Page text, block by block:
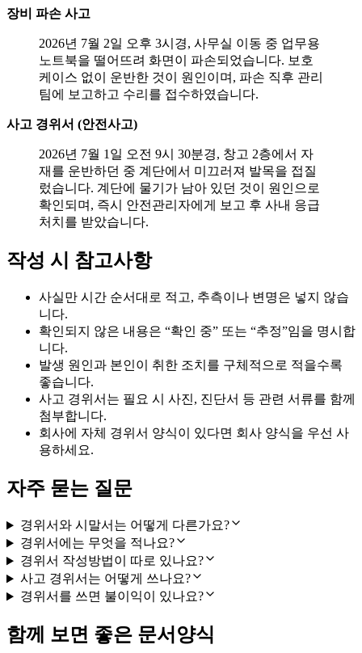
장비 파손 사고
2026년 7월 2일 오후 3시경, 사무실 이동 중 업무용
노트북을 떨어뜨려 화면이 파손되었습니다. 보호
케이스 없이 운반한 것이 원인이며, 파손 직후 관리
팀에 보고하고 수리를 접수하였습니다.
사고 경위서 (안전사고)
2026년 7월 1일 오전 9시 30분경, 창고 2층에서 자
재를 운반하던 중 계단에서 미끄러져 발목을 접질
렀습니다. 계단에 물기가 남아 있던 것이 원인으로
확인되며, 즉시 안전관리자에게 보고 후 사내 응급
처치를 받았습니다.
작성 시 참고사항
사실만 시간 순서대로 적고, 추측이나 변명은 넣지 않습
니다.
확인되지 않은 내용은 “확인 중” 또는 “추정”임을 명시합
니다.
발생 원인과 본인이 취한 조치를 구체적으로 적을수록
좋습니다.
사고 경위서는 필요 시 사진, 진단서 등 관련 서류를 함께
첨부합니다.
회사에 자체 경위서 양식이 있다면 회사 양식을 우선 사
용하세요.
자주 묻는 질문
경위서와 시말서는 어떻게 다른가요?
경위서에는 무엇을 적나요?
경위서 작성방법이 따로 있나요?
사고 경위서는 어떻게 쓰나요?
경위서를 쓰면 불이익이 있나요?
함께 보면 좋은 문서양식